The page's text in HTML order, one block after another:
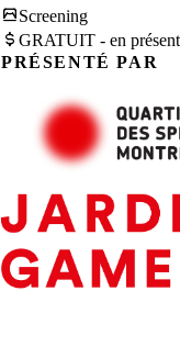
Screening
GRATUIT - en
PRÉSENTÉ PAR